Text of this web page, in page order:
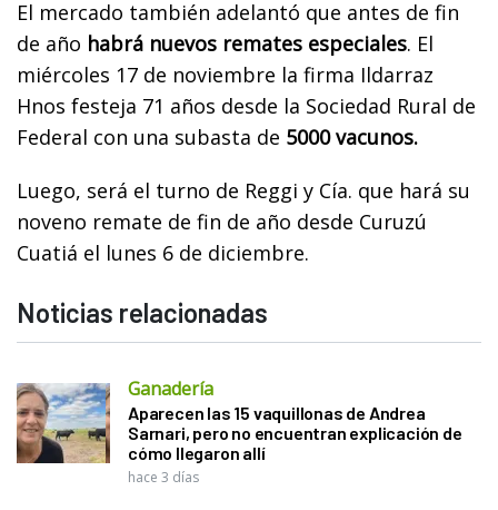
El mercado también adelantó que antes de fin
de año habrá nuevos remates especiales. El
miércoles 17 de noviembre la firma Ildarraz
Hnos festeja 71 años desde la Sociedad Rural de
Federal con una subasta de 5000 vacunos.
Luego, será el turno de Reggi y Cía. que hará su
noveno remate de fin de año desde Curuzú
Cuatiá el lunes 6 de diciembre.
Noticias relacionadas
Ganadería
Aparecen las 15 vaquillonas de Andrea
Sarnari, pero no encuentran explicación de
cómo llegaron allí
hace 3 días